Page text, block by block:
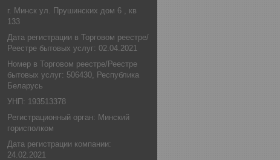
г. Минск ул. Прушинских дом 6 , кв
133
Дата регистрации в Торговом реестре/
Реестре бытовых услуг: 02.04.2021
Номер в Торговом реестре/Реестре
бытовых услуг: 506430, Республика
Беларусь
УНП: 193513378
Регистрационный орган: Минский
горисполком
Дата регистрации компании:
24.02.2021